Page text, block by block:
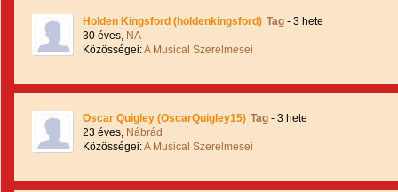
Holden Kingsford (holdenkingsford) Tag - 3 hete
30 éves, NA
Közösségei:A Musical Szerelmesei
Oscar Quigley (OscarQuigley15) Tag - 3 hete
23 éves, Nábrád
Közösségei:A Musical Szerelmesei